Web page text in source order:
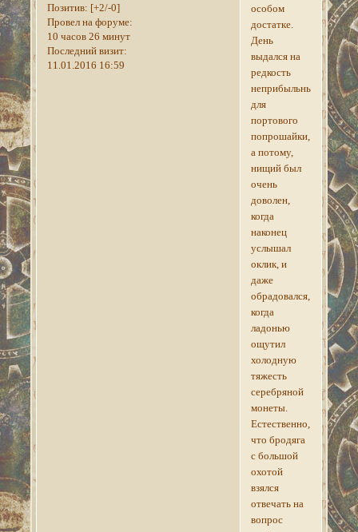
Позитив: [+2/-0]
Провел на форуме:
10 часов 26 минут
Последний визит:
11.01.2016 16:59
особом
достатке.
День
выдался на
редкость
неприбыльным
для
портового
попрошайки,
а потому,
нищий был
очень
доволен,
когда
наконец
услышал
оклик, и
даже
обрадовался,
когда
ладонью
ощутил
холодную
тяжесть
серебряной
монеты.
Естественно,
что бродяга
с большой
охотой
взялся
отвечать на
вопрос